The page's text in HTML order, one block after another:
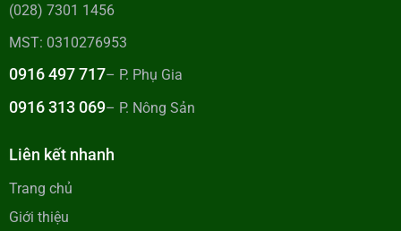
(028) 7301 1456
MST: 0310276953
0916 497 717– P. Phụ Gia
0916 313 069– P. Nông Sản
Liên kết nhanh
Trang chủ
Giới thiệu